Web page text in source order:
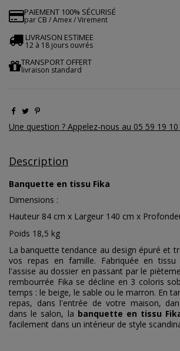
PAIEMENT 100% SÉCURISÉ
par CB / Amex / Virement
LIVRAISON ESTIMEE
12 à 18 jours ouvrés
TRANSPORT OFFERT
livraison standard
Une question ? Appelez-nous au 05 59 19 10
Description
Banquette en tissu Fika
Dimensions :
Hauteur 84 cm x Largeur 140 cm x
Poids 18,5 kg
La banquette tendance au design épuré et
vos repas en famille. Fabriquée en
l'assise au dossier en passant par le
rembourrée Fika se décline en 3 coloris
temps : le beige, le sable ou le marron. En
repas, dans l'entrée de votre maison,
dans le salon, la banquette en tissu
facilement dans un intérieur de style